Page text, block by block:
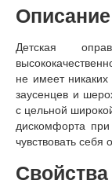
Детская
не имеет
заусенцев и
с цельной
дискомфорта
чувствовать
Свойства